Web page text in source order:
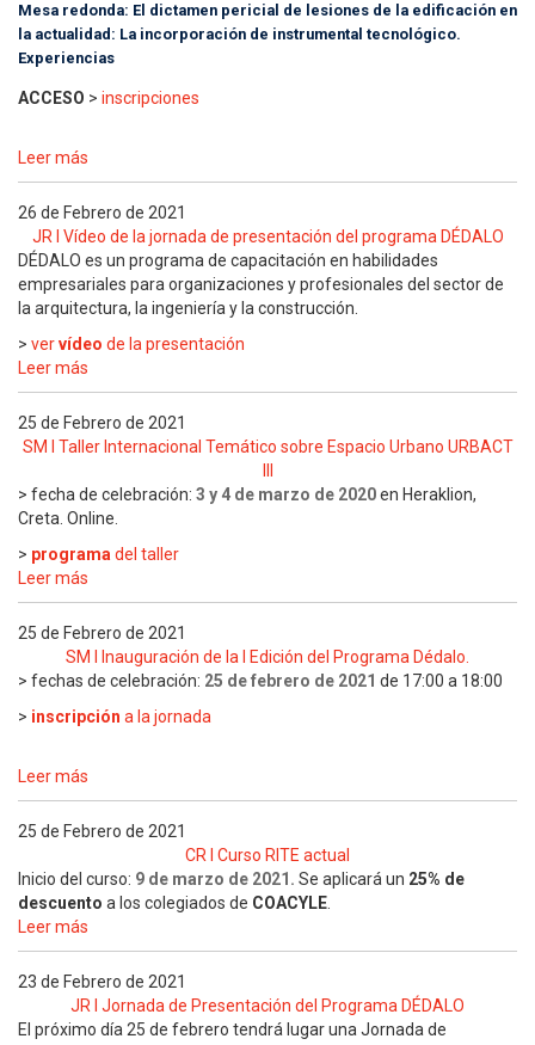
Mesa redonda: El dictamen pericial de lesiones de la edificación en
la actualidad: La incorporación de instrumental tecnológico.
Experiencias
ACCESO > inscripciones
Leer más
26 de Febrero de 2021
JR I Vídeo de la jornada de presentación del programa DÉDALO
DÉDALO es un programa de capacitación en habilidades
empresariales para organizaciones y profesionales del sector de
la arquitectura, la ingeniería y la construcción.
> vervídeo de la presentación
Leer más
25 de Febrero de 2021
SM I Taller Internacional Temático sobre Espacio Urbano URBACT
> fecha de celebración: 3 y 4 de marzo de 2020en Heraklion,
Creta. Online.
> programadel taller
Leer más
25 de Febrero de 2021
SM I Inauguración de la I Edición del Programa Dédalo.
> fechas de celebración: 25 de febrero de 2021 de 17:00 a 18:00
> inscripción a la jornada
Leer más
25 de Febrero de 2021
CR I Curso RITE actual
Inicio del curso: 9 de marzo de 2021. Se aplicará un 25% de
descuento a los colegiados de COACYLE.
Leer más
23 de Febrero de 2021
JR I Jornada de Presentación del Programa DÉDALO
El próximo día 25 de febrero tendrá lugar una Jornada de